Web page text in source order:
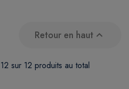
Retour en haut 
sur 12 produits au total